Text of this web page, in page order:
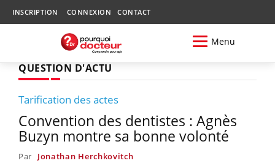
INSCRIPTION CONNEXION CONTACT
Menu
QUESTION D'ACTU
Tarification des actes
Convention des dentistes : Agnès
Buzyn montre sa bonne volonté
Par Jonathan Herchkovitch